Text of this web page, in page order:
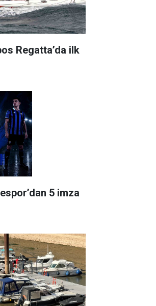
Regatta’da ilk
5 imza